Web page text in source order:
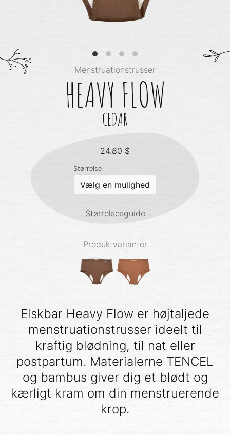
Menstruationstrusser
HEAVY FLOW
CEDAR
24.80 $
Størrelse
Størrelsesguide
Produktvarianter
Elskbar Heavy Flow er højtaljede
menstruationstrusser ideelt til
kraftig blødning, til nat eller
postpartum. Materialerne TENCEL
og bambus giver dig et blødt og
kærligt kram om din menstruerende
krop.